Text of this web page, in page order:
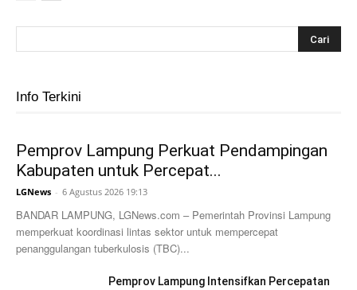
Info Terkini
Pemprov Lampung Perkuat Pendampingan
Kabupaten untuk Percepat...
LGNews - 6 Agustus 2026 19:13
BANDAR LAMPUNG, LGNews.com – Pemerintah Provinsi Lampung
memperkuat koordinasi lintas sektor untuk mempercepat
penanggulangan tuberkulosis (TBC)...
Pemprov Lampung Intensifkan Percepatan